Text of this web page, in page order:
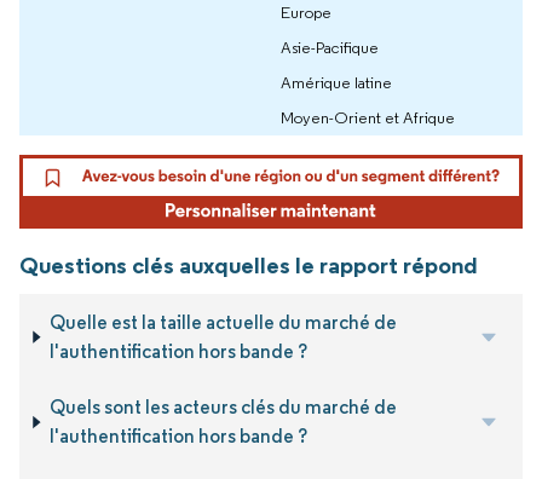
Europe
Asie-Pacifique
Amérique latine
Moyen-Orient et Afrique
Questions clés auxquelles le rapport répond
Quelle est la taille actuelle du marché de
l'authentification hors bande ?
Quels sont les acteurs clés du marché de
l'authentification hors bande ?